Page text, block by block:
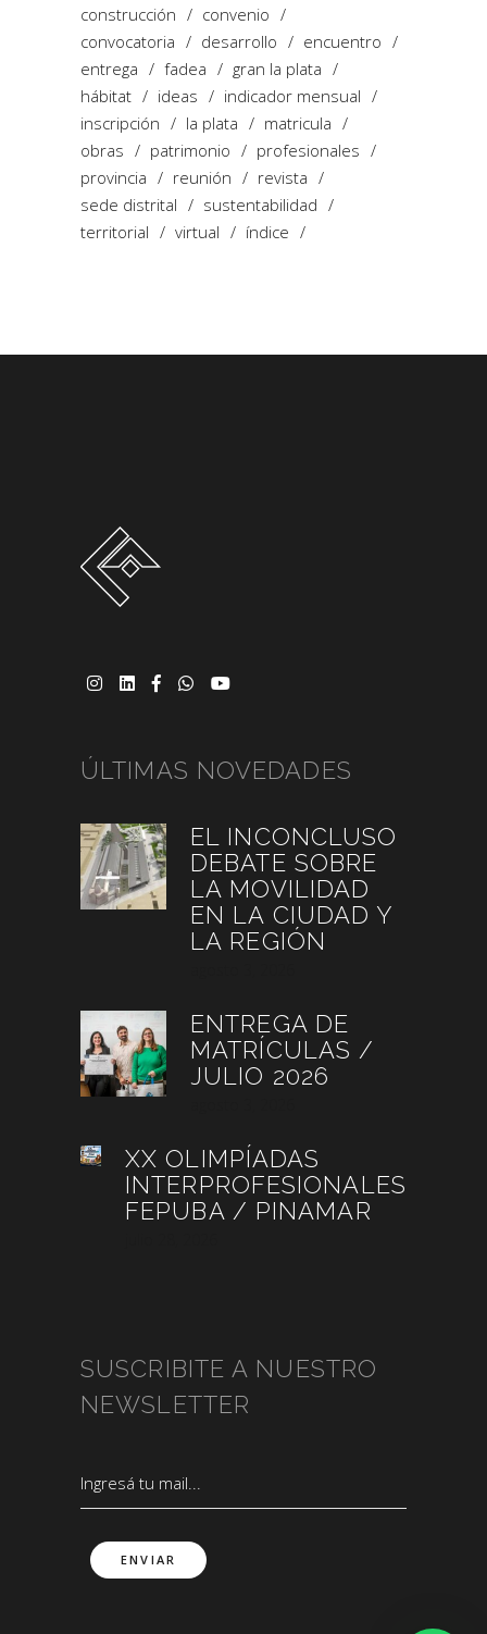
construcción
convenio
convocatoria
desarrollo
encuentro
entrega
fadea
gran la plata
hábitat
ideas
indicador mensual
inscripción
la plata
matricula
obras
patrimonio
profesionales
provincia
reunión
revista
sede distrital
sustentabilidad
territorial
virtual índice
ÚLTIMAS NOVEDADES
EL INCONCLUSO
DEBATE SOBRE
LA MOVILIDAD
EN LA CIUDAD Y
LA REGIÓN
ENTREGA DE
MATRÍCULAS /
JULIO 2026
XX OLIMPÍADAS
INTERPROFESIONALES
FEPUBA / PINAMAR
SUSCRIBITE A NUESTRO
NEWSLETTER